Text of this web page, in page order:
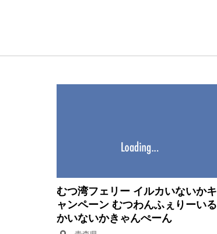
むつ湾フェリー イルカいないかキ
ャンペーン むつわんふぇりーいる
かいないかきゃんぺーん